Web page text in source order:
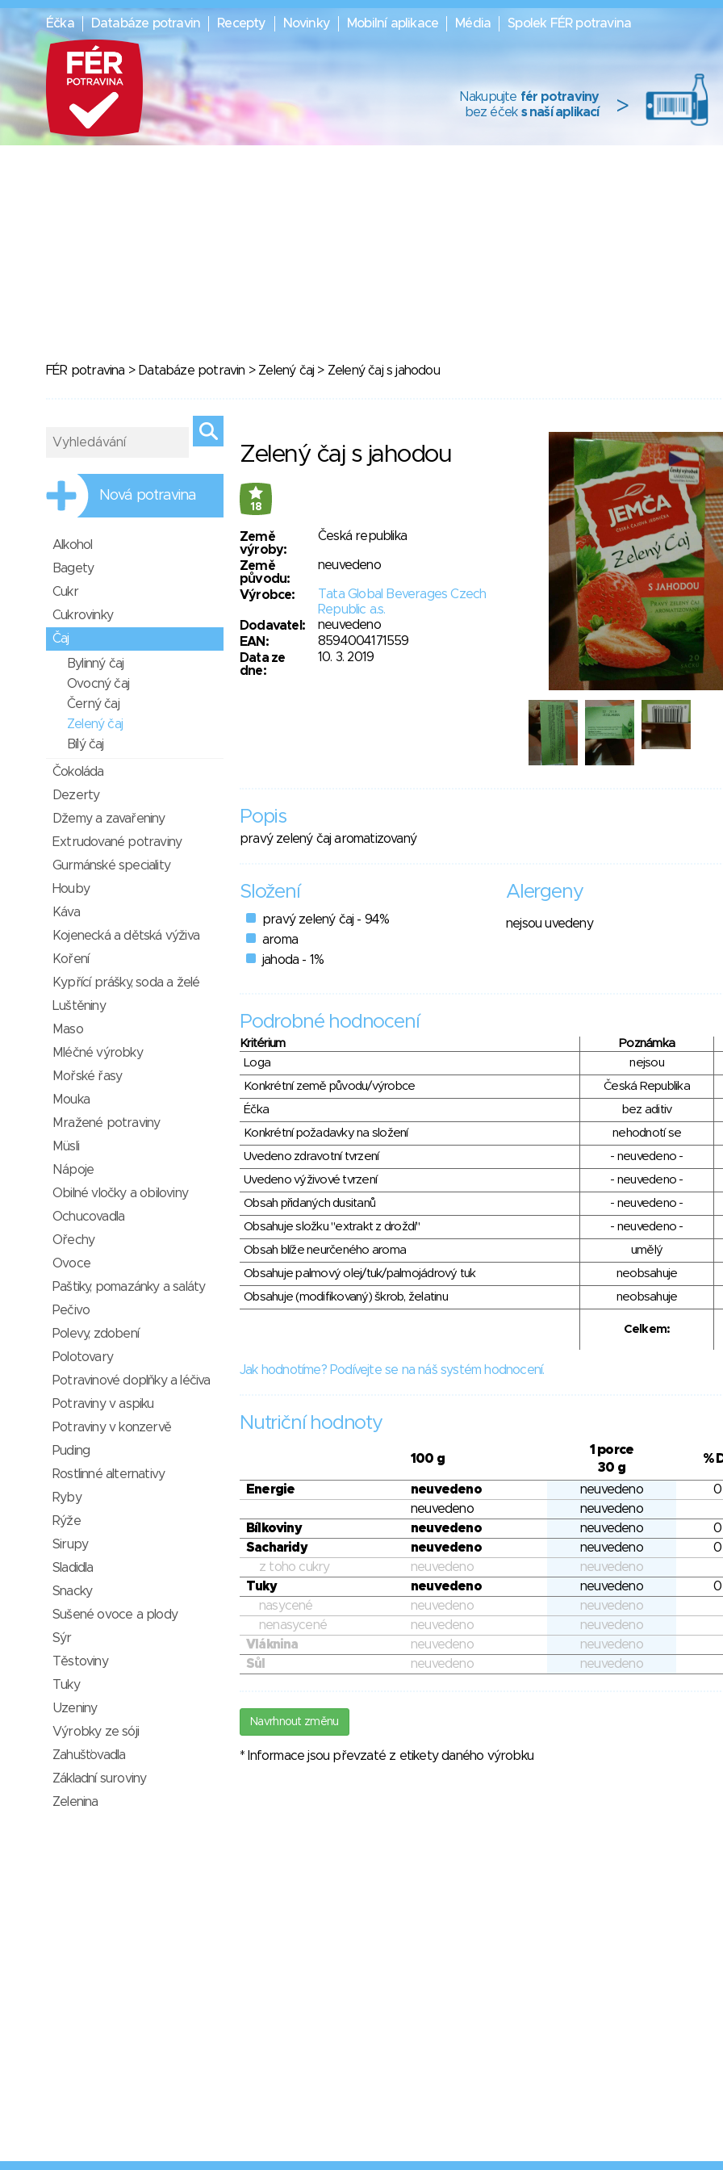
Éčka Databáze potravin Recepty Novinky Mobilní aplikace Média Spolek FÉR potravina
Nakupujte fér potraviny
bez éček s naší aplikací >
FÉR potravina > Databáze potravin > Zelený čaj > Zelený čaj s jahodou
Zelený čaj s jahodou
18
Země
výroby:
Česká republika
Země
původu:
neuvedeno
Výrobce:
Tata Global Beverages Czech
Republic a.s.
Dodavatel:
neuvedeno
EAN:
8594004171559
Data ze
dne:
10. 3. 2019
Popis
pravý zelený čaj aromatizovaný
Složení
pravý zelený čaj - 94%
aroma
jahoda - 1%
Alergeny
nejsou uvedeny
Podrobné hodnocení
Kritérium Poznámka
Loga
nejsou
Konkrétní země původu/výrobce
Česká Republika
Éčka
bez aditiv
Konkrétní požadavky na složení
nehodnotí se
Uvedeno zdravotní tvrzení
- neuvedeno -
Uvedeno výživové tvrzení
- neuvedeno -
Obsah přidaných dusitanů
- neuvedeno -
Obsahuje složku "extrakt z droždí"
- neuvedeno -
Obsah blíže neurčeného aroma
umělý
Obsahuje palmový olej/tuk/palmojádrový tuk
neobsahuje
Obsahuje (modifikovaný) škrob, želatinu
neobsahuje
Celkem:
Jak hodnotíme? Podívejte se na náš systém hodnocení.
Nutriční hodnoty
100 g
1 porce
30 g
%
Energie neuvedeno neuvedeno
0
neuvedeno
neuvedeno
Bílkoviny
neuvedeno neuvedeno
0
Sacharidy
neuvedeno neuvedeno
0
z toho cukry
neuvedeno
neuvedeno
Tuky
neuvedeno neuvedeno
0
nasycené
neuvedeno
neuvedeno
nenasycené
neuvedeno
neuvedeno
Vláknina
neuvedeno
neuvedeno
Sůl
neuvedeno neuvedeno
Navrhnout změnu
* Informace jsou převzaté z etikety daného výrobku
Nová potravina
Alkohol
Bagety
Cukr
Cukrovinky
Čaj
Bylinný čaj
Ovocný čaj
Černý čaj
Zelený čaj
Bílý čaj
Čokoláda
Dezerty
Džemy a zavařeniny
Extrudované potraviny
Gurmánské speciality
Houby
Káva
Kojenecká a dětská výživa
Koření
Kypřící prášky, soda a želé
Luštěniny
Maso
Mléčné výrobky
Mořské řasy
Mouka
Mražené potraviny
Müsli
Nápoje
Obilné vločky a obiloviny
Ochucovadla
Ořechy
Ovoce
Paštiky, pomazánky a saláty
Pečivo
Polevy, zdobení
Polotovary
Potravinové doplňky a léčiva
Potraviny v aspiku
Potraviny v konzervě
Puding
Rostlinné alternativy
Ryby
Rýže
Sirupy
Sladidla
Snacky
Sušené ovoce a plody
Sýr
Těstoviny
Tuky
Uzeniny
Výrobky ze sóji
Zahušťovadla
Základní suroviny
Zelenina